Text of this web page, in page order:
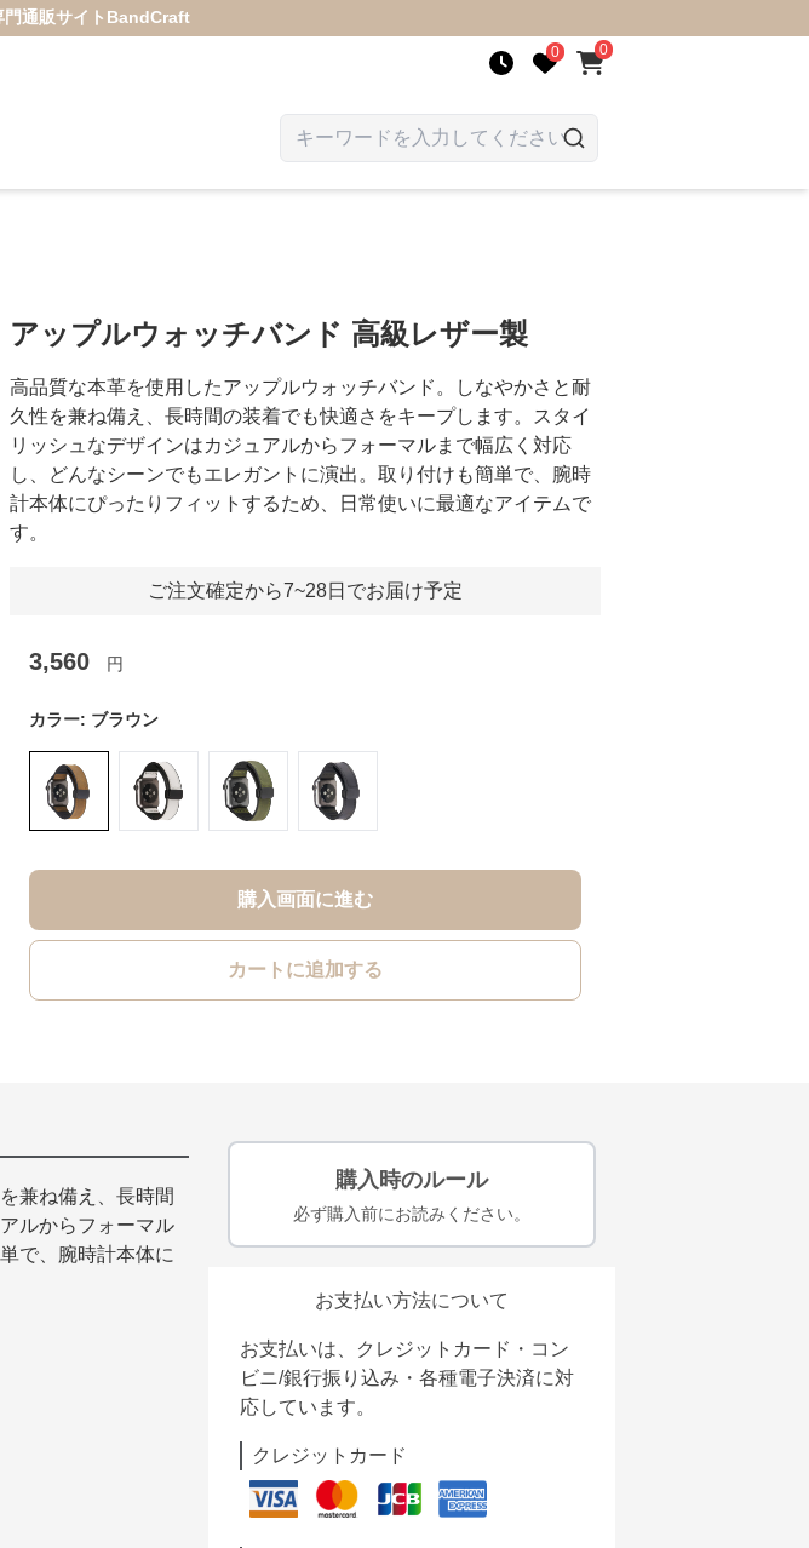
門通販サイト BandCraft
0 0
アップルウォッチバンド 高級レザー製
高品質な本革を使用したアップルウォッチバンド。しなやかさと耐
久性を兼ね備え、長時間の装着でも快適さをキープします。スタイ
リッシュなデザインはカジュアルからフォーマルまで幅広く対応
し、どんなシーンでもエレガントに演出。取り付けも簡単で、腕時
計本体にぴったりフィットするため、日常使いに最適なアイテムで
す。
ご注文確定から7~28日でお届け予定
3,560 円
カラー: ブラウン
購入画面に進む
カートに追加する
兼ね備え、長時間
ルからフォーマル
で、腕時計本体に
購入時のルール
必ず購入前にお読みください。
お支払い方法について
お支払いは、クレジットカード・コン
ビニ/銀行振り込み・各種電子決済に対
応しています。
クレジットカード